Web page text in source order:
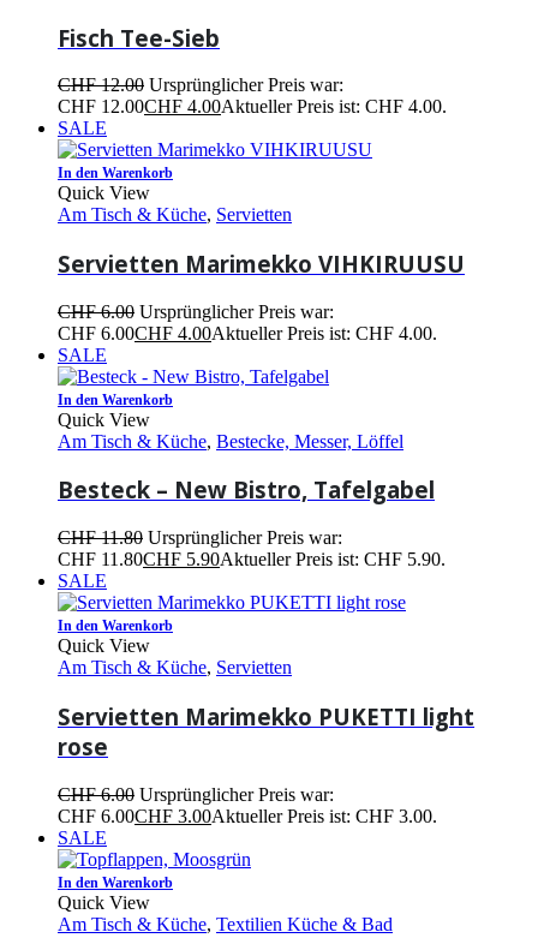
Fisch Tee-Sieb
CHF12.00 Ursprünglicher Preis war:
CHF 12.00CHF 4.00Aktueller Preis ist: CHF 4.00.
SALE
In den Warenkorb
Quick View
Am Tisch & Küche, Servietten
Servietten Marimekko VIHKIRUUSU
CHF6.00 Ursprünglicher Preis war:
CHF 6.00CHF 4.00Aktueller Preis ist: CHF 4.00.
SALE
In den Warenkorb
Quick View
Am Tisch & Küche, Bestecke, Messer, Löffel
Besteck – New Bistro, Tafelgabel
CHF11.80 Ursprünglicher Preis war:
CHF 11.80CHF 5.90Aktueller Preis ist: CHF 5.90.
SALE
In den Warenkorb
Quick View
Am Tisch & Küche, Servietten
Servietten Marimekko PUKETTI light
rose
CHF6.00 Ursprünglicher Preis war:
CHF 6.00CHF 3.00Aktueller Preis ist: CHF 3.00.
SALE
In den Warenkorb
Quick View
Am Tisch & Küche, Textilien Küche & Bad